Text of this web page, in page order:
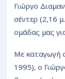
Γιώργο
σέντερ (2,16
ομάδας μας
Με καταγωγή
1995), ο